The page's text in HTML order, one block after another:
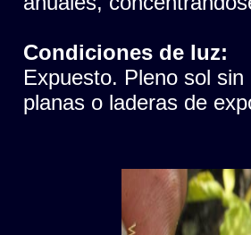
Condiciones de luz:
Expuesto. Pleno sol
planas o laderas de